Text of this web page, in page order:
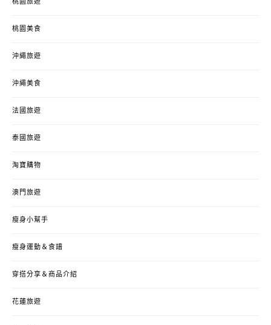
桃園旅遊
桃園美食
沖繩旅遊
沖繩美食
法國旅遊
泰國旅遊
淘寶購物
澳門旅遊
瘦身小幫手
瘦身運動＆食譜
穿搭分享＆商品介紹
花蓮旅遊